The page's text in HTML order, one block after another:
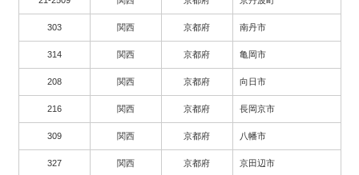
303 関西 京都府 南丹市
314 関西 京都府 亀岡市
208 関西 京都府 向日市
216 関西 京都府 長岡京市
309 関西 京都府 八幡市
327 関西 京都府 京田辺市